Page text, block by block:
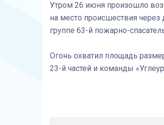
Утром 26 июня произошло
на место происшествия
группе 63-й пожарно-
Огонь охватил площадь
23-й частей и команды